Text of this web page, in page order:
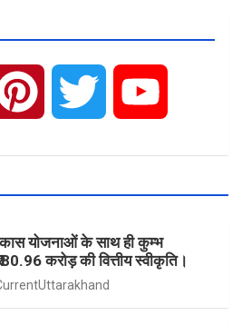
n
t
e
i
t
t
u
T
u
योजनाओं के साथ ही कुम्भ
करोड़ की वित्तीय स्वीकृति।